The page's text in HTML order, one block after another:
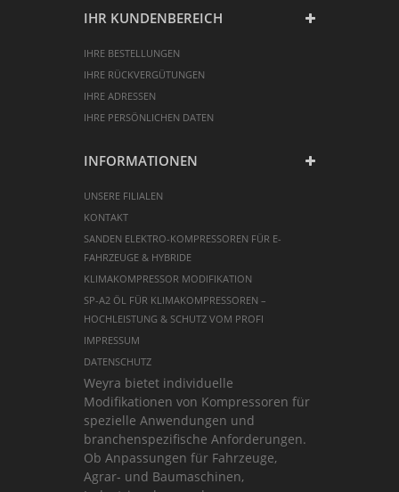
IHR KUNDENBEREICH
IHRE BESTELLUNGEN
IHRE RÜCKVERGÜTUNGEN
IHRE ADRESSEN
IHRE PERSÖNLICHEN DATEN
INFORMATIONEN
UNSERE FILIALEN
KONTAKT
SANDEN ELEKTRO-KOMPRESSOREN FÜR E-
FAHRZEUGE & HYBRIDE
KLIMAKOMPRESSOR MODIFIKATION
SP-A2 ÖL FÜR KLIMAKOMPRESSOREN –
HOCHLEISTUNG & SCHUTZ VOM PROFI
IMPRESSUM
DATENSCHUTZ
Weyra bietet individuelle
Modifikationen von Kompressoren für
spezielle Anwendungen und
branchenspezifische Anforderungen.
Ob Anpassungen für Fahrzeuge,
Agrar- und Baumaschinen,